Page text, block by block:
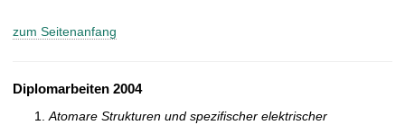
zum Seitenanfang
Diplomarbeiten 2004
Atomare Strukturen und spezifischer elektrischer